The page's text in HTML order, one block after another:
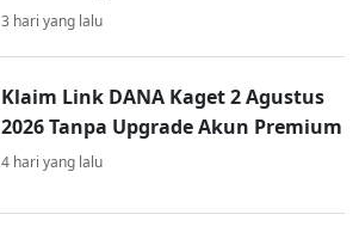
3 hari yang lalu
Klaim Link DANA Kaget 2 Agustus
2026 Tanpa Upgrade Akun Premium
4 hari yang lalu